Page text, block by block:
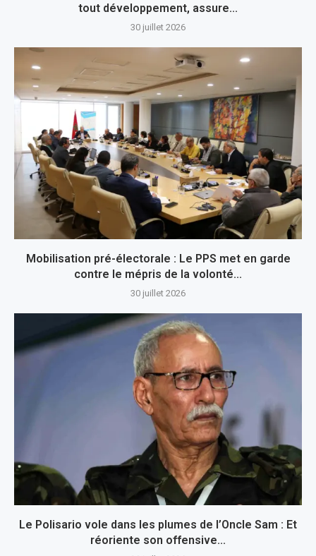
tout développement, assure...
30 juillet 2026
Mobilisation pré-électorale : Le PPS met en garde
contre le mépris de la volonté...
30 juillet 2026
Le Polisario vole dans les plumes de l’Oncle Sam : Et
réoriente son offensive...